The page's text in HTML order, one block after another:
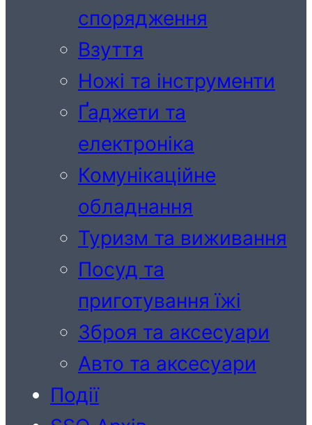
спорядження
Взуття
Ножі та інструменти
Ґаджети та
електроніка
Комунікаційне
обладнання
Туризм та виживання
Посуд та
приготування їжі
Зброя та аксесуари
Авто та аксесуари
Події